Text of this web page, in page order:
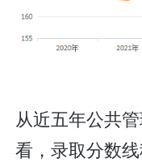
从近五年公共
看，录取分数